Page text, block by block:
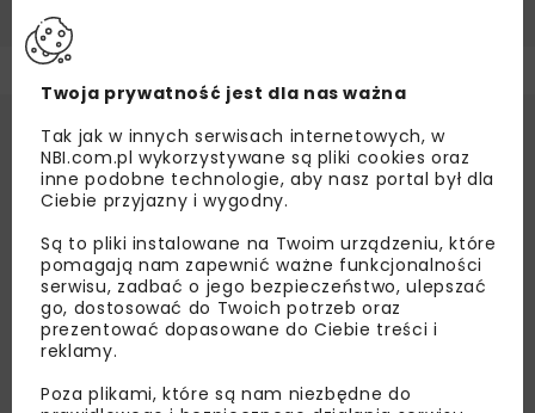
Twoja prywatność jest dla nas ważna
Tak jak w innych serwisach internetowych, w
NBI.com.pl wykorzystywane są pliki cookies oraz
inne podobne technologie, aby nasz portal był dla
Ciebie przyjazny i wygodny.
Są to pliki instalowane na Twoim urządzeniu, które
pomagają nam zapewnić ważne funkcjonalności
serwisu, zadbać o jego bezpieczeństwo, ulepszać
go, dostosować do Twoich potrzeb oraz
prezentować dopasowane do Ciebie treści i
reklamy.
Poza plikami, które są nam niezbędne do